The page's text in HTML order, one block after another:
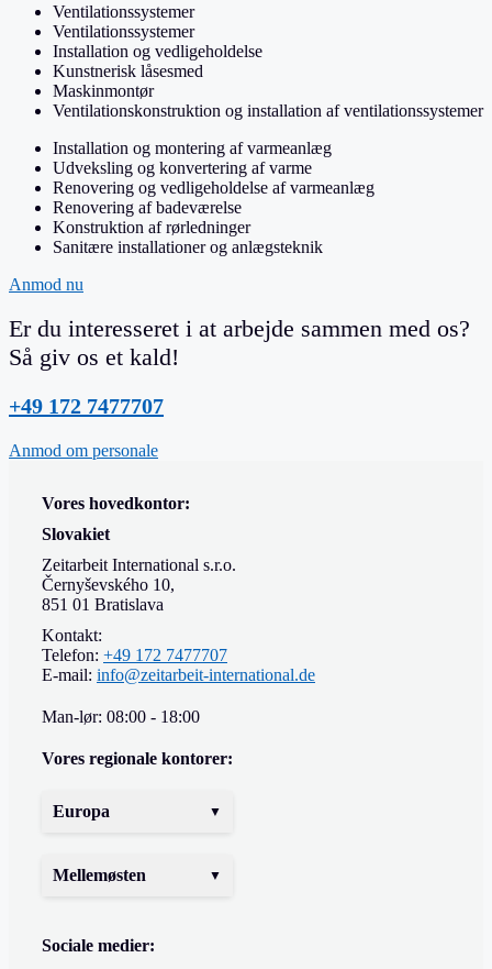
Ventilationssystemer
Ventilationssystemer
Installation og vedligeholdelse
Kunstnerisk låsesmed
Maskinmontør
Ventilationskonstruktion og installation af ventilationssystemer
Installation og montering af varmeanlæg
Udveksling og konvertering af varme
Renovering og vedligeholdelse af varmeanlæg
Renovering af badeværelse
Konstruktion af rørledninger
Sanitære installationer og anlægsteknik
Anmod nu
Er du interesseret i at arbejde sammen med os?
Så giv os et kald!
+49 172 7477707
Anmod om personale
Vores hovedkontor:
Slovakiet
Zeitarbeit International s.r.o.
Černyševského 10,
851 01 Bratislava
Kontakt:
Telefon: +49 172 7477707
E-mail: info@zeitarbeit-international.de
Man-lør: 08:00 - 18:00
Vores regionale kontorer:
Europa
Mellemøsten
Sociale medier: